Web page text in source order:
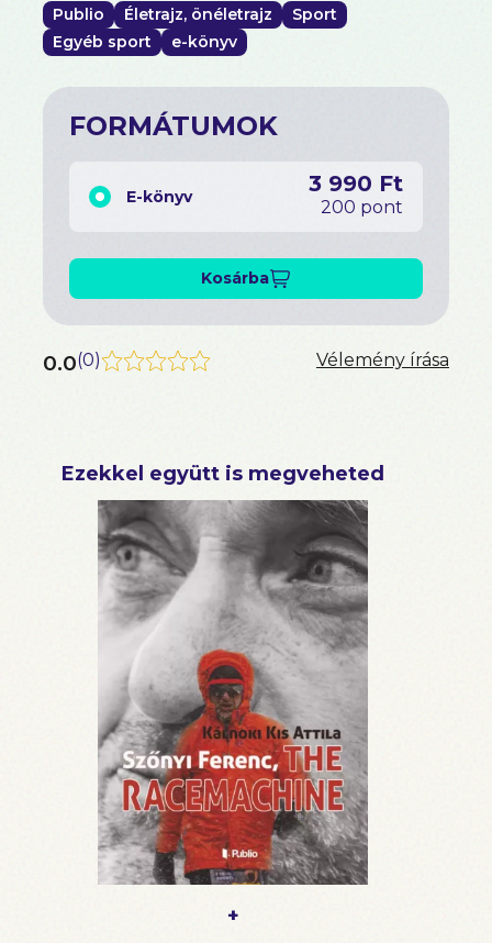
Publio Életrajz, önéletrajz
Sport
Egyéb sport
e-könyv
FORMÁTUMOK
E-könyv 3 990 Ft
200 pont
Kosárba
0.0(0) Vélemény írása
Ezekkel együtt is megveheted
+